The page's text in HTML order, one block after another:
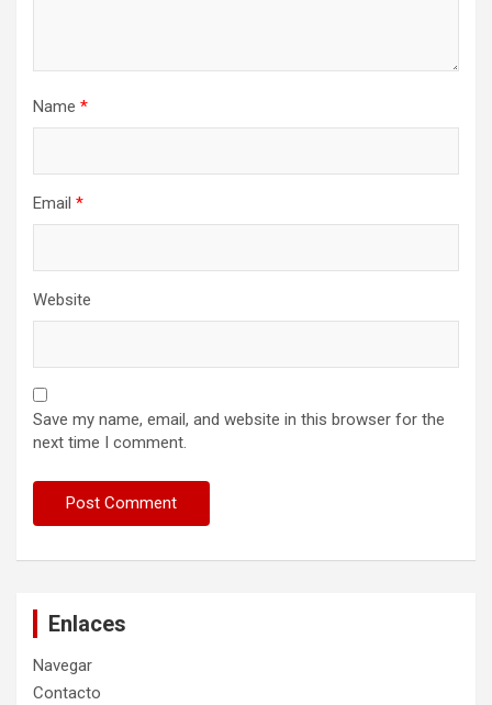
Name *
Email *
Website
Save my name, email, and website in this browser for the
next time I comment.
Enlaces
Navegar
Contacto